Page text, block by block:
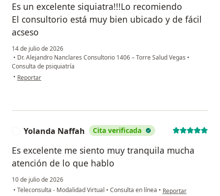
Es un excelente siquiatra!!!Lo recomiendo
El consultorio está muy bien ubicado y de fácil
acseso
14 de julio de 2026
• Dr. Alejandro Nanclares Consultorio 1406 – Torre Salud Vegas •
Consulta de psiquiatría
• en opinión del usuario MV
Reportar
Yolanda Naffah Cita verificada
Es excelente me siento muy tranquila mucha
atención de lo que hablo
10 de julio de 2026
• Teleconsulta - Modalidad Virtual • Consulta en línea • en opinión del
Reportar